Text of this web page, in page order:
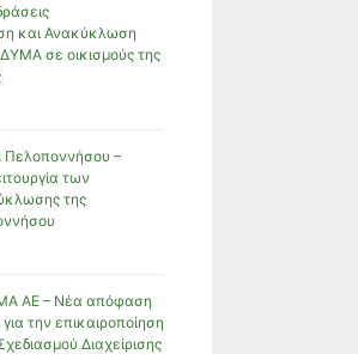
και Ανακύκλωση
σε οικισμούς της
Πελοποννήσου –
των
της
ΑΕ – Νέα απόφαση
την επικαιροποίηση
Διαχείρισης